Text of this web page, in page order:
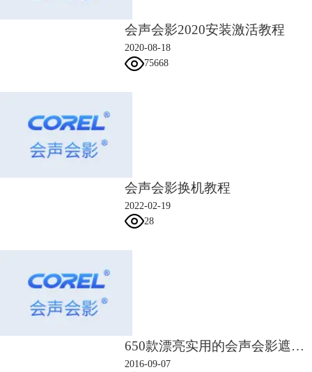
会声会影2020安装激活教程
2020-08-18
75668
会声会影换机教程
2022-02-19
28
650款漂亮实用的会声会影遮罩素材
2016-09-07